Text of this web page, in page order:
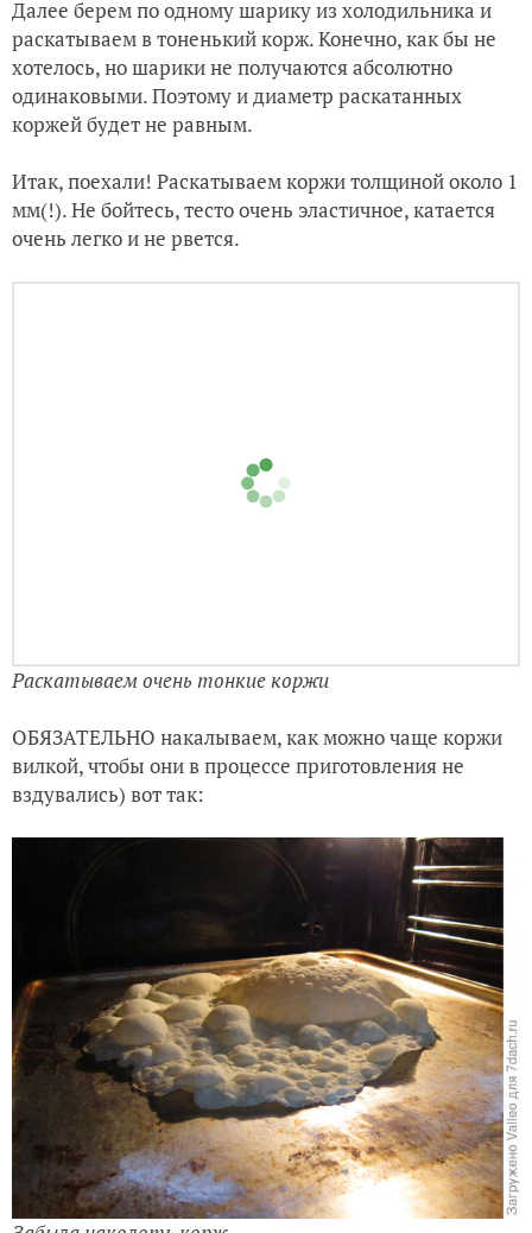
раскатываем в тоненький корж. Конечно, как бы не
хотелось, но шарики не получаются абсолютно
одинаковыми. Поэтому и диаметр раскатанных
коржей будет не равным.
Итак, поехали! Раскатываем коржи толщиной около 1
мм(!). Не бойтесь, тесто очень эластичное, катается
очень легко и не рвется.
Раскатываем очень тонкие коржи
ОБЯЗАТЕЛЬНО накалываем, как можно чаще коржи
вилкой, чтобы они в процессе приготовления не
вздувались) вот так:
Забыла наколоть корж...